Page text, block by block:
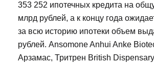
353 252 ипотечных кредита на
млрд рублей, а к концу года
за всю историю ипотеки объем
рублей. Ansomone Anhui Anke
Арзамас, Тритрен British